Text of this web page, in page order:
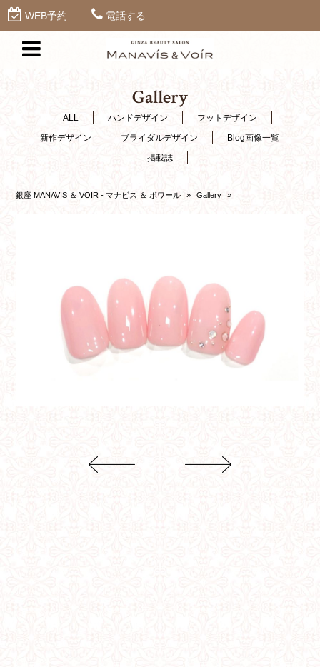
WEB予約 電話する
Gallery
ALL ハンドデザイン
フットデザイン
新作デザイン
ブライダルデザイン
Blog画像一覧
掲載誌
銀座 MANAVIS ＆ VOIR - マナビス ＆ ボワール » Gallery »